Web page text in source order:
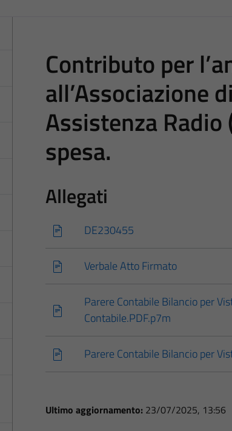
Contributo per
all’Associazione
Assistenza Radio
spesa.
Allegati
DE230455
Verbale Atto Firmato
Parere Contabile Bilancio per
Contabile.PDF.p7m
Parere Contabile Bilancio per
Ultimo aggiornamento: 23/07/2025, 13:56